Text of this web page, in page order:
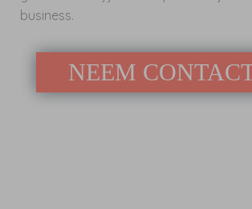
business.
NEEM